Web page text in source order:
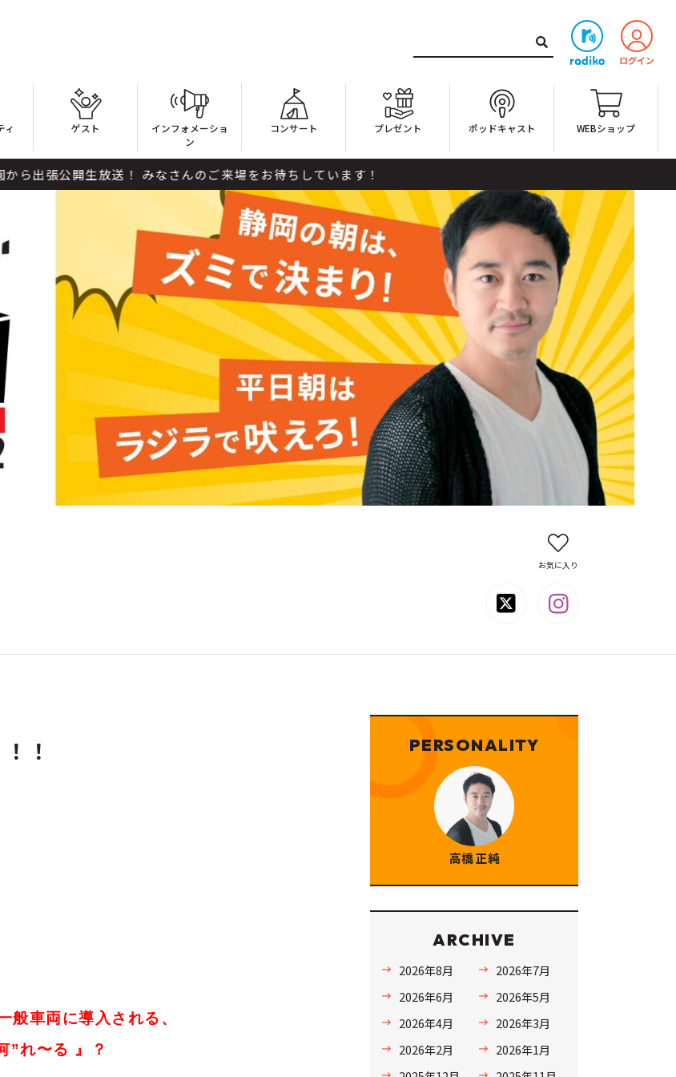
ィ ゲスト
インフォメーショ
ン
コンサート プレゼント ポッドキャスト WEBショップ
生放送！ みなさんのご来場をお待ちしています！
お気に入り
！
般車両に導入される、
”れ〜る 』？
PERSONALITY
高橋 正純
ARCHIVE
2026年8月
2026年7月
2026年6月
2026年5月
2026年4月
2026年3月
2026年2月
2026年1月